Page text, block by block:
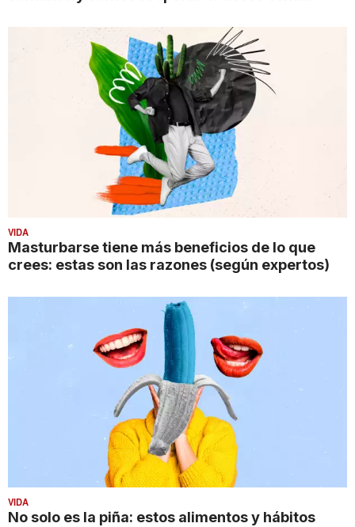
VIDA
Masturbarse tiene más beneficios de lo que
crees: estas son las razones (según expertos)
VIDA
No solo es la piña: estos alimentos y hábitos